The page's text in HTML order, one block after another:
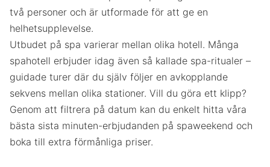
två personer och är utformade för att ge en
helhetsupplevelse.
Utbudet på spa varierar mellan olika hotell. Många
spahotell erbjuder idag även så kallade spa-ritualer –
guidade turer där du själv följer en avkopplande
sekvens mellan olika stationer. Vill du göra ett klipp?
Genom att filtrera på datum kan du enkelt hitta våra
bästa sista minuten-erbjudanden på spaweekend och
boka till extra förmånliga priser.